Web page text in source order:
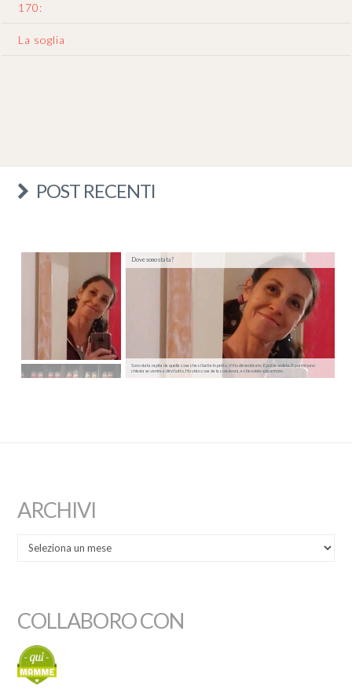
170:
La soglia
POST RECENTI
Sono stata rapita da quella cosa che ci batte in petto. Vi ho dimenticate. E poi ricordate. E poi mi sono
chiesta se venire a dirvi tutto. Ho visto cosa sia la coscienza, e che esiste solo amore.
Dove sono stata?
ARCHIVI
COLLABORO CON